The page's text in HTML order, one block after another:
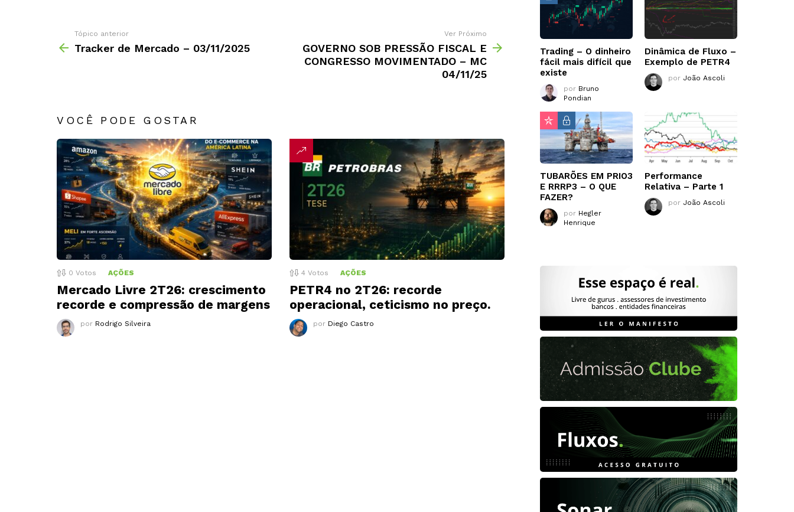
Tópico anterior
Tracker de Mercado – 03/11/2025
Ver Próximo
GOVERNO SOB PRESSÃO FISCAL E
CONGRESSO MOVIMENTADO – MC
04/11/25
VOCÊ PODE GOSTAR
0 Votos AÇÕES
Mercado Livre 2T26: crescimento
recorde e compressão de margens
por Rodrigo Silveira
4 Votos AÇÕES
PETR4 no 2T26: recorde
operacional, ceticismo no preço.
por Diego Castro
Trading – O dinheiro
fácil mais difícil que
existe
por Bruno
Pondian
Dinâmica de Fluxo –
Exemplo de PETR4
por João Ascoli
TUBARÕES EM PRIO3
E RRRP3 – O QUE
FAZER?
por Hegler
Henrique
Performance
Relativa – Parte 1
por João Ascoli